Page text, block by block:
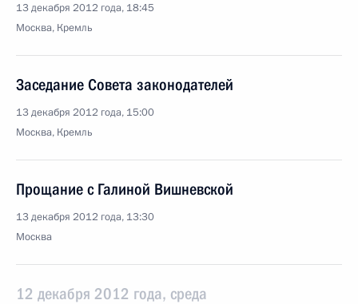
13 декабря 2012 года, 18:45
Москва, Кремль
Заседание Совета законодателей
13 декабря 2012 года, 15:00
Москва, Кремль
Прощание с Галиной Вишневской
13 декабря 2012 года, 13:30
Москва
12 декабря 2012 года, среда